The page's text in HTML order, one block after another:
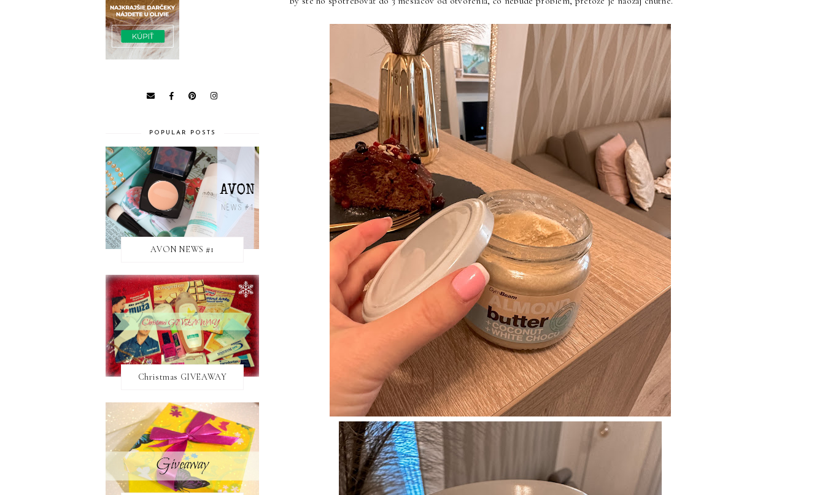
POPULAR POSTS
AVON NEWS #1
Christmas GIVEAWAY